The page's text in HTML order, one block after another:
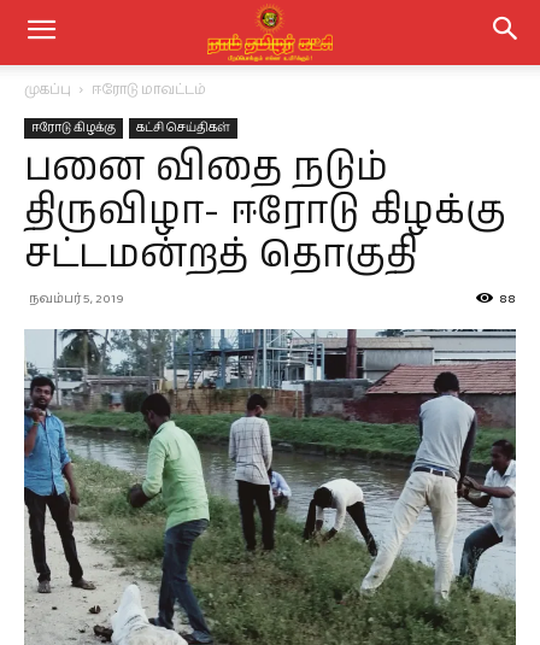
முகப்பு ஈரோடு மாவட்டம்
ஈரோடு கிழக்கு கட்சி செய்திகள்
பனை விதை நடும்
திருவிழா- ஈரோடு கிழக்கு
சட்டமன்றத் தொகுதி
நவம்பர் 5, 2019 88